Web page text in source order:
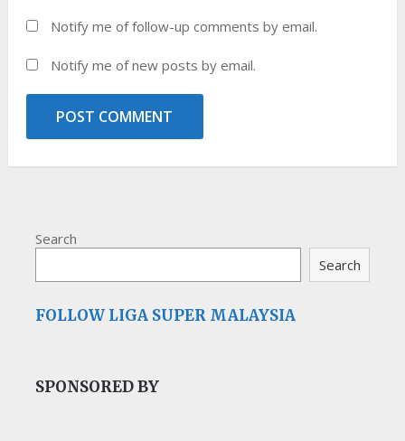
Notify me of follow-up comments by email.
Notify me of new posts by email.
Search
Search
FOLLOW LIGA SUPER MALAYSIA
SPONSORED BY